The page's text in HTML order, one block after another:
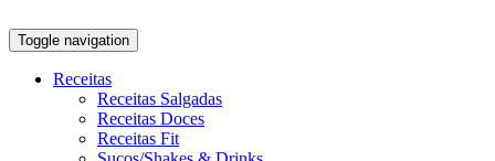
Toggle navigation
Receitas
Receitas Salgadas
Receitas Doces
Receitas Fit